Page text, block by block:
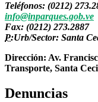
Teléfonos: (0212)
info@inparques.gob.ve
Fax: (0212) 273.2887
P:Urb/Sector: Santa
Dirección: Av.
Transporte, Santa
Denuncias